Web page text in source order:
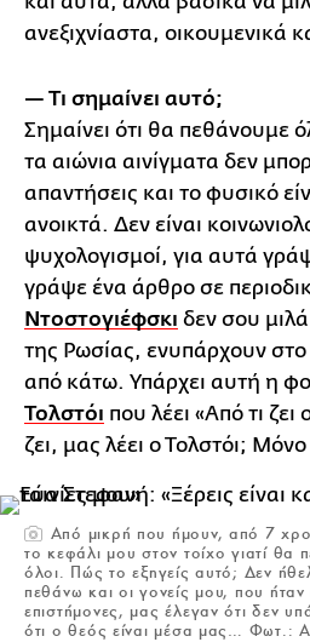
ανεξιχνίαστα, οικουμενικά
— Τι σημαίνει αυτό;
Σημαίνει ότι θα πεθάνουμε
τα αιώνια αινίγματα δεν
απαντήσεις και το φυσικό
ανοικτά. Δεν είναι
ψυχολογισμοί, για αυτά
γράψε ένα άρθρο σε
Ντοστογιέφσκι δεν σου
της Ρωσίας, ενυπάρχουν στο
από κάτω. Υπάρχει αυτή η
Τολστόι που λέει «Από τι
ζει, μας λέει ο Τολστόι;
Από μικρή που ήμουν, από 7
το κεφάλι μου στον τοίχο γιατί θα
όλοι. Πώς το εξηγείς αυτό; Δεν
πεθάνω και οι γονείς μου, που ήταν
επιστήμονες, μας έλεγαν ότι δεν
ότι ο θεός είναι μέσα μας… Φωτ.: